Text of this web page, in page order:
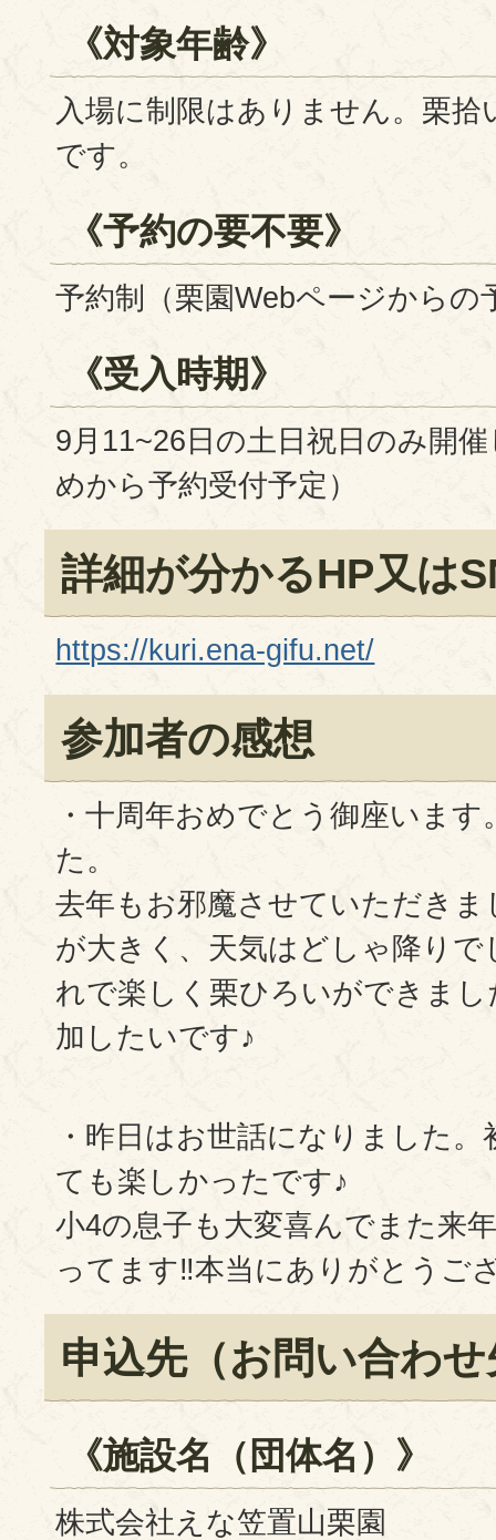
《対象年齢》
入場に制限はありません。栗拾
です。
《予約の要不要》
予約制（栗園Webページからの
《受入時期》
9月11~26日の土日祝日のみ開
めから予約受付予定）
詳細が分かるHP又は
https://kuri.ena-gifu.net/
参加者の感想
・十周年おめでとう御座いま
た。
去年もお邪魔させていただき
が大きく、天気はどしゃ降り
れで楽しく栗ひろいができま
加したいです♪
・昨日はお世話になりました
ても楽しかったです♪
小4の息子も大変喜んでまた来
ってます‼️本当にありがとうご
申込先（お問い合わ
《施設名（団体名）》
株式会社えな笠置山栗園